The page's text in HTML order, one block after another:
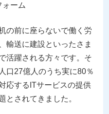
ーム
の前に座らないで働く労
輸送に建設といったさま
活躍される方々です。そ
口27億人のうち実に80％
応するITサービスの提供
とされてきました。